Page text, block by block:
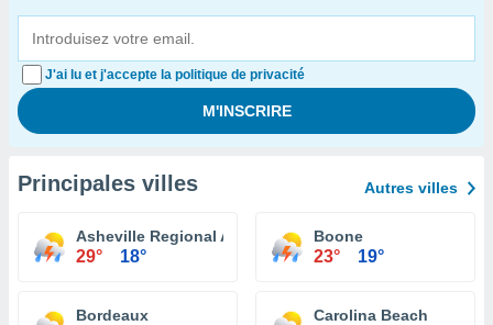
J'ai lu et j'accepte la politique de privacité
Principales villes Autres villes
Asheville Regional Airport
29° 18°
Boone
23° 19°
Bordeaux Carolina Beach